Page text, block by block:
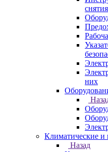
них
Климатические
Назад